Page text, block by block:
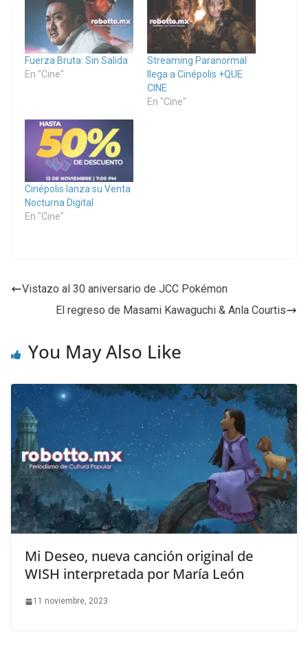
Fuerza Bruta: Sin Salida
En "Cine"
Streaming Paranormal
llega a Cinépolis +QUE
CINE
En "Cine"
Cinépolis lanza su Venta
Nocturna Digital
En "Cine"
Vistazo al 30 aniversario de JCC Pokémon
El regreso de Masami Kawaguchi & Anla Courtis
You May Also Like
Mi Deseo, nueva canción original de
WISH interpretada por María León
11 noviembre, 2023